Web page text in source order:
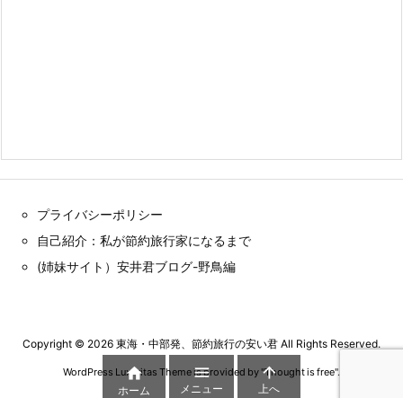
プライバシーポリシー
自己紹介：私が節約旅行家になるまで
(姉妹サイト）安井君ブログ-野鳥編
Copyright © 2026 東海・中部発、節約旅行の安い君 All Rights Reserved.
WordPress Luxeritas Theme is provided by "Thought is free".

ホーム

メニュー

上へ